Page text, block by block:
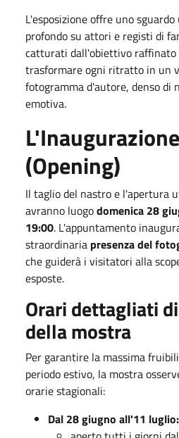
L'esposizione offre uno
profondo su attori e registi di
catturati dall'obiettivo raffinato
trasformare ogni ritratto in un
fotogramma d'autore, denso di
emotiva.
(Opening)
Il taglio del nastro e l'apertura
avranno luogodomenica 28
19:00. L'appuntamento
straordinaria presenza del
che guiderà i visitatori alla
esposte.
Orari dettagliati
della mostra
Per garantire la massima
periodo estivo, la mostra
orarie stagionali:
Dal 28 giugno all'11 luglio: